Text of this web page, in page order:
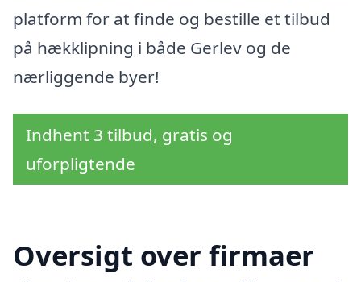
platform for at finde og bestille et tilbud
på hækklipning i både Gerlev og de
nærliggende byer!
Indhent 3 tilbud, gratis og
uforpligtende
Oversigt over firmaer